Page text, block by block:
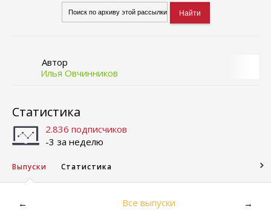
Автор
Илья Овчинников
Статистика
2.836 подписчиков
-3 за неделю
Выпуски Статистика
← Все выпуски →